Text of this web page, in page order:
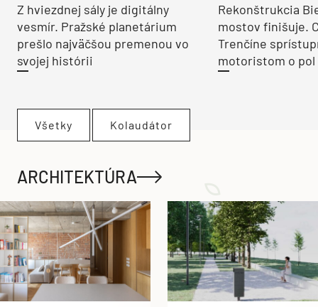
Z hviezdnej sály je digitálny
vesmír. Pražské planetárium
prešlo najväčšou premenou vo
svojej histórii
Rekonštrukcia
mostov finišuje.
Trenčíne
motoristom o pol
Všetky Kolaudátor
ARCHITEKTÚRA